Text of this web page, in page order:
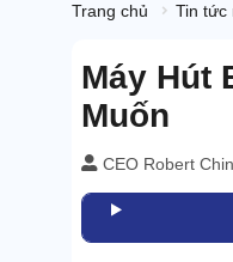
Trang chủ Tin tức
Máy Hút
Muốn
CEO Robert